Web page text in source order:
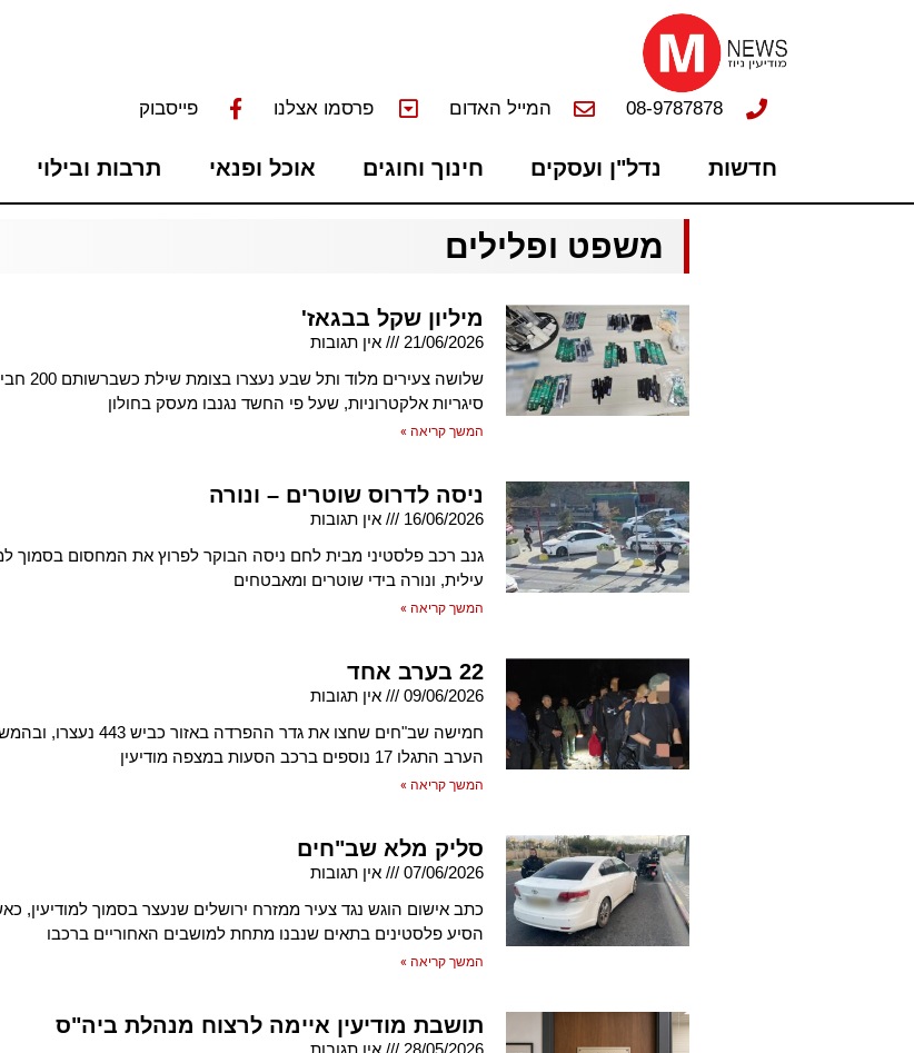
08-9787878 המייל האדום פרסמו אצלנו פייסבוק
חדשות נדל"ן ועסקים חינוך וחוגים אוכל ופנאי תרבות ובילוי
משפט ופלילים
מיליון שקל בבגאז'
21/06/2026
אין תגובות
שלושה צעירים מלוד ותל שבע
סיגריות אלקטרוניות, שעל פי החשד נגנבו מעסק בחולון
המשך קריאה »
ניסה לדרוס שוטרים – ונורה
16/06/2026
אין תגובות
גנב רכב פלסטיני מבית לחם ניסה הבוקר לפרוץ את המחסום בסמוך
עילית, ונורה בידי שוטרים ומאבטחים
המשך קריאה »
22 בערב אחד
09/06/2026
אין תגובות
חמישה שב"חים שחצו את גדר ההפרדה באזור כביש 443
הערב התגלו 17 נוספים ברכב הסעות במצפה מודיעין
המשך קריאה »
סליק מלא שב"חים
07/06/2026
אין תגובות
כתב אישום הוגש נגד צעיר ממזרח ירושלים שנעצר בסמוך למודיעין,
הסיע פלסטינים בתאים שנבנו מתחת למושבים האחוריים ברכבו
המשך קריאה »
תושבת מודיעין איימה לרצוח מנהלת ביה"ס